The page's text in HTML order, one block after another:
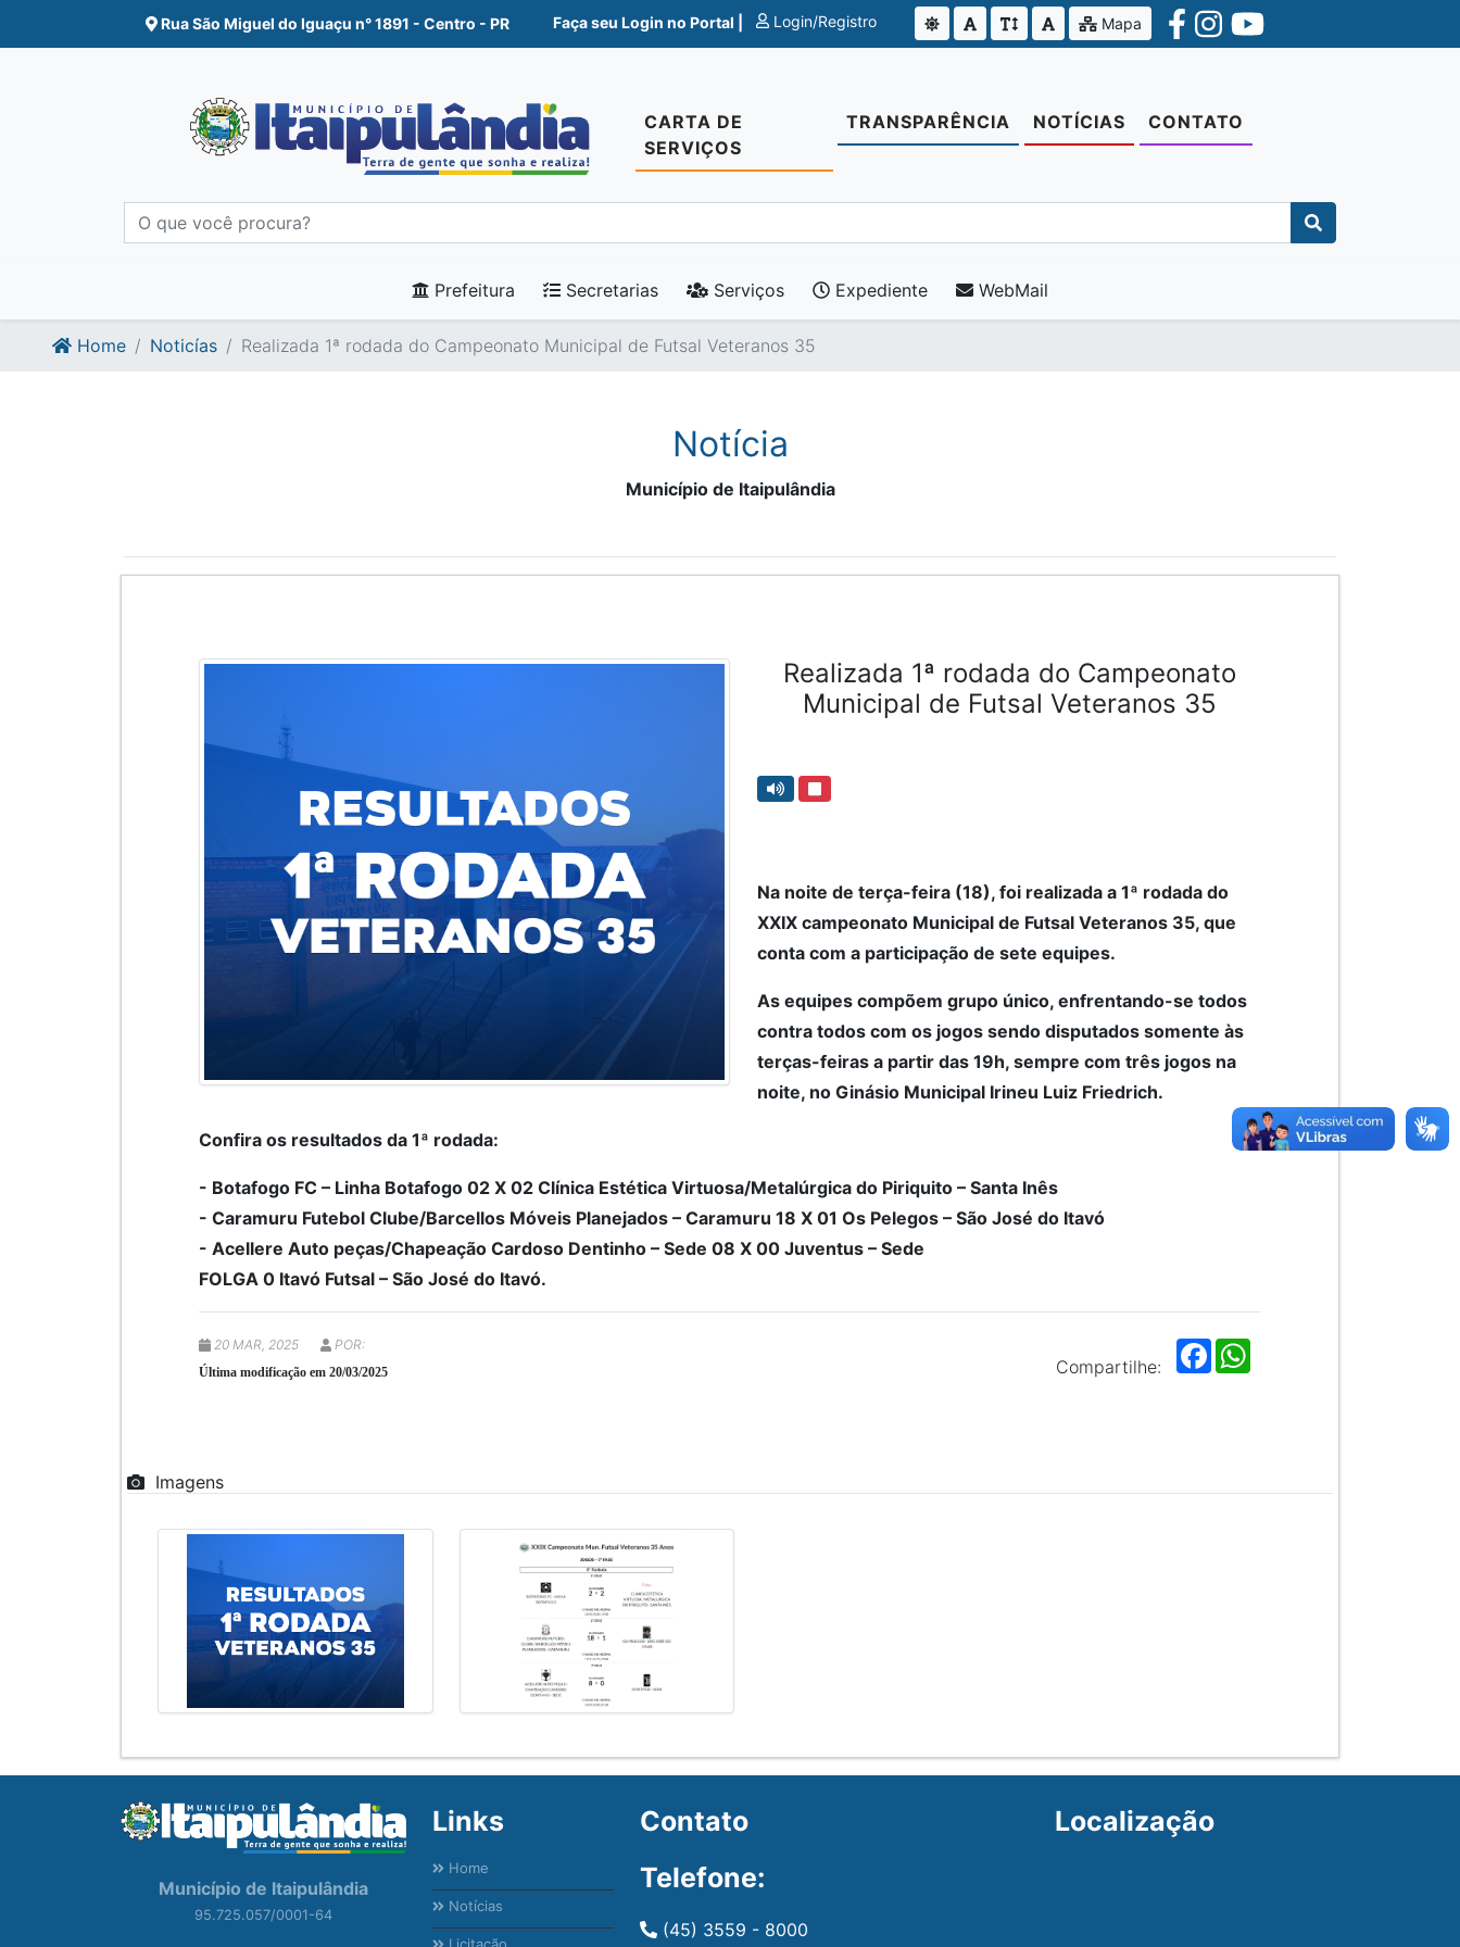
Ir para o conte�do
Ir para o fim do conte�do
Rua São Miguel do Iguaçu n° 1891 - Centro - PR Faça seu Login no Portal | Login/Registro Mapa
CARTA DE
SERVIÇOS
TRANSPARÊNCIA NOTÍCIAS CONTATO
Prefeitura Secretarias Serviços Expediente WebMail
Home Noticías Realizada 1ª rodada do Campeonato Municipal de Futsal Veteranos 35
Notícia
Município de Itaipulândia
Realizada 1ª rodada do Campeonato
Municipal de Futsal Veteranos 35
Na noite de terça-feira (18), foi realizada a 1ª rodada do
XXIX campeonato Municipal de Futsal Veteranos 35, que
conta com a participação de sete equipes.
As equipes compõem grupo único, enfrentando-se todos
contra todos com os jogos sendo disputados somente às
terças-feiras a partir das 19h, sempre com três jogos na
noite, no Ginásio Municipal Irineu Luiz Friedrich.
Confira os resultados da 1ª rodada:
- Botafogo FC – Linha Botafogo 02 X 02 Clínica Estética Virtuosa/Metalúrgica do Piriquito – Santa Inês
- Caramuru Futebol Clube/Barcellos Móveis Planejados – Caramuru 18 X 01 Os Pelegos – São José do Itavó
- Acellere Auto peças/Chapeação Cardoso Dentinho – Sede 08 X 00 Juventus – Sede
FOLGA 0 Itavó Futsal – São José do Itavó.
Compartilhe:
F
a
20 MAR, 2025 POR:
Última modificação em 20/03/2025
Imagens
Município de Itaipulândia
95.725.057/0001-64
Links
Home
Notícias
Contato
Telefone:
(45) 3559 - 8000
Localização